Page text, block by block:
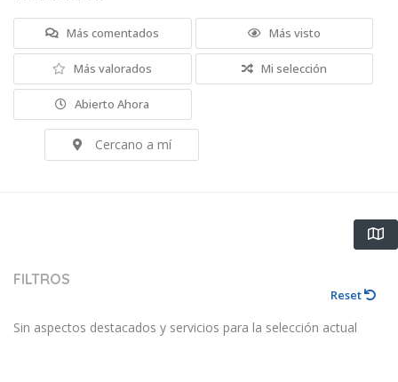
Más comentados Más visto
Más valorados Mi selección
Abierto Ahora
Cercano a mí
FILTROS
Reset
Sin aspectos destacados y servicios para la selección actual